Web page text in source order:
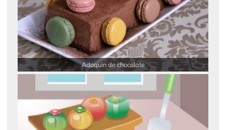
Adoquín de chocolate